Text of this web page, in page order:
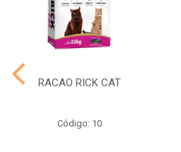
RACAO RICK CAT
Código: 10